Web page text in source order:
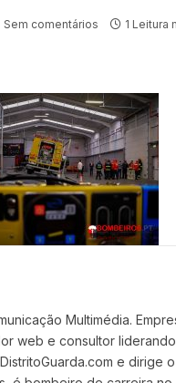
Sem comentários 1 Leitura
Multimédia.
web e consultor
e dirige